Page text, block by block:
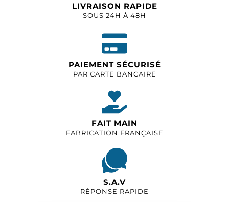
LIVRAISON RAPIDE
SOUS 24H À 48H
PAIEMENT SÉCURISÉ
PAR CARTE BANCAIRE
FAIT MAIN
FABRICATION FRANÇAISE
S.A.V
RÉPONSE RAPIDE